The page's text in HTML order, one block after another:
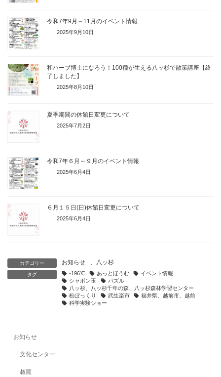
令和7年9月～11月のイベント情報
2025年9月10日
和ハーブ博士になろう！100種が生える八ッ杉で散策講座【終
了しました】
2025年8月10日
夏季期間の休館日変更について
2025年7月2日
令和7年６月～９月のイベント情報
2025年6月4日
６月１５日(日)休館日変更について
2025年6月4日
カテゴリー お知らせ 、 八ッ杉
タグ -196℃ あっとほうむ
イベント情報
シャボン玉
パズル
八ッ杉、八ッ杉千年の森、八ッ杉森林学習センター
松ぼっくり
武生楽市
福井県、越前市、越前
科学実験ショー
お知らせ
文化センター
叔羅